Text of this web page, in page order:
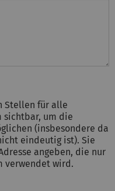
Stellen für alle
sichtbar, um die
(insbesondere da
eindeutig ist). Sie
angeben, die nur
verwendet wird.